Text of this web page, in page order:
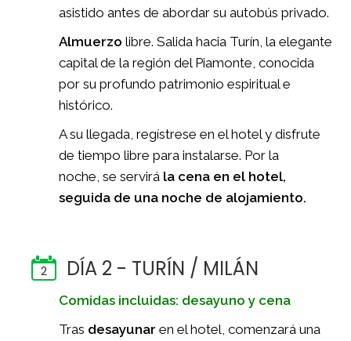
asistido antes de abordar su autobús privado.
Almuerzo libre. Salida hacia Turín, la elegante
capital de la región del Piamonte, conocida
por su profundo patrimonio espiritual e
histórico.
A su llegada, regístrese en el hotel y disfrute
de tiempo libre para instalarse. Por la
noche, se servirá la cena en el hotel,
seguida de una noche de alojamiento.
2 DÍA 2 - TURÍN / MILÁN
Comidas incluidas: desayuno y cena
Tras desayunar en el hotel, comenzará una